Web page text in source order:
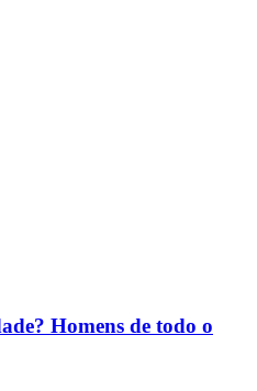
Homens de todo o